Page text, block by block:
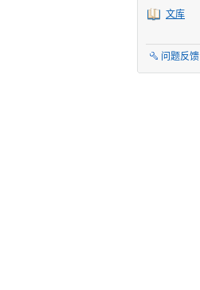
文库
问题反馈